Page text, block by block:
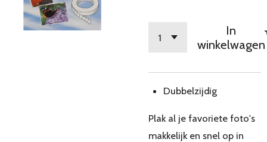
In
winkelwagen
Dubbelzijdig
Plak al je favoriete foto's
makkelijk en snel op in